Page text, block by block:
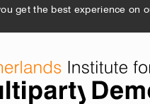
get the best experience on